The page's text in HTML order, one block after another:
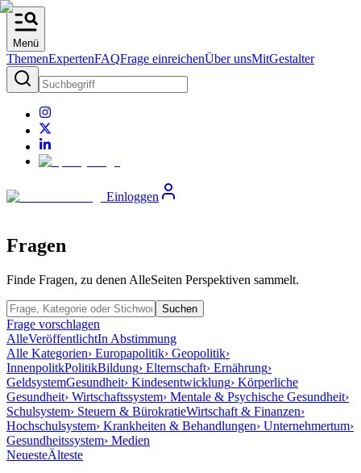
Menü
ThemenExpertenFAQFrage einreichenÜber unsMitGestalter
Einloggen
Fragen
Finde Fragen, zu denen AlleSeiten Perspektiven sammelt.
Suchen
Frage vorschlagen
AlleVeröffentlichtIn Abstimmung
Alle Kategorien› Europapolitik› Geopolitik›
InnenpolitkPolitikBildung› Elternschaft› Ernährung›
GeldsystemGesundheit› Kindesentwicklung› Körperliche
Gesundheit› Wirtschaftssystem› Mentale & Psychische Gesundheit›
Schulsystem› Steuern & BürokratieWirtschaft & Finanzen›
Hochschulsystem› Krankheiten & Behandlungen› Unternehmertum›
Gesundheitssystem› Medien
NeuesteÄlteste